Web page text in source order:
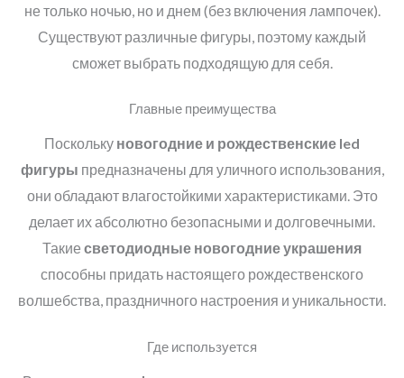
не только ночью, но и днем (без включения лампочек).
Существуют различные фигуры, поэтому каждый
сможет выбрать подходящую для себя.
Главные преимущества
Поскольку новогодние и рождественские led
фигуры предназначены для уличного использования,
они обладают влагостойкими характеристиками. Это
делает их абсолютно безопасными и долговечными.
Такие светодиодные новогодние украшения
способны придать настоящего рождественского
волшебства, праздничного настроения и уникальности.
Где используется